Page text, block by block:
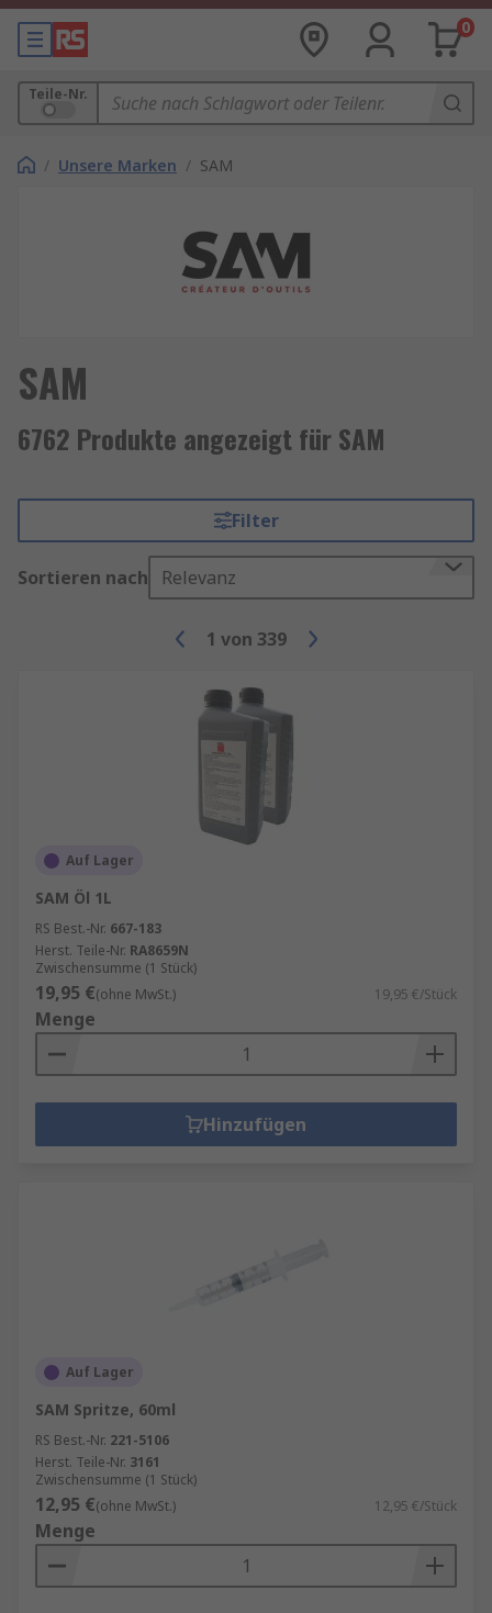
0
Teile-Nr.
/ Unsere Marken / SAM
SAM
6762 Produkte angezeigt für SAM
Filter
Sortieren nach Relevanz
1 von 339
Auf Lager
SAM Öl 1L
RS Best.-Nr. 667-183
Herst. Teile-Nr. RA8659N
Zwischensumme (1 Stück)
19,95 €(ohne MwSt.) 19,95 €/Stück
Menge
Hinzufügen
Auf Lager
SAM Spritze, 60ml
RS Best.-Nr. 221-5106
Herst. Teile-Nr. 3161
Zwischensumme (1 Stück)
12,95 €(ohne MwSt.) 12,95 €/Stück
Menge